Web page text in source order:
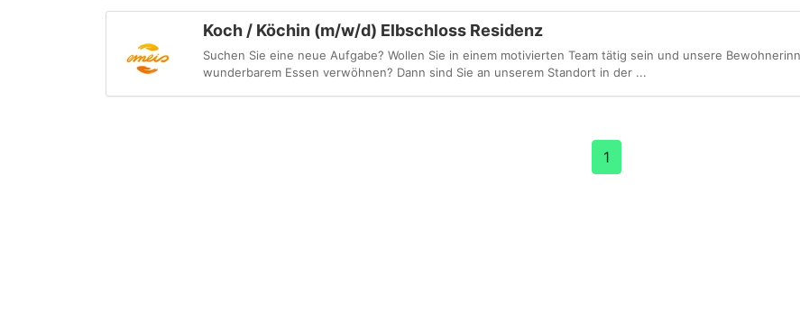
Koch / Köchin (m/w/d) Elbschloss Residenz
Suchen Sie eine neue Aufgabe? Wollen Sie in einem motivierten Team tätig sein und unsere
wunderbarem Essen verwöhnen? Dann sind Sie an unserem Standort in der ...
1